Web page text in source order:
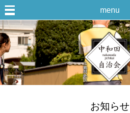
menu
お知らせ